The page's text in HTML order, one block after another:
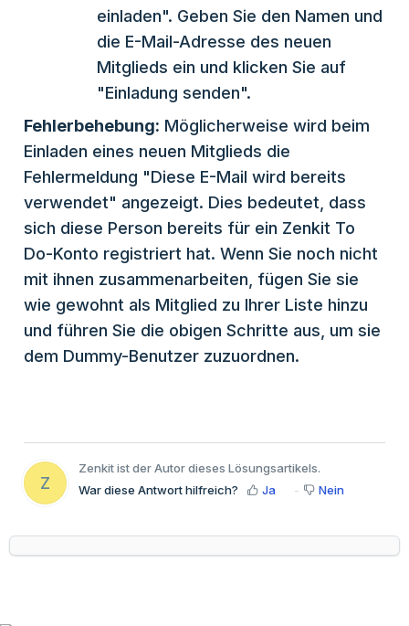
einladen". Geben Sie den Namen und
die E-Mail-Adresse des neuen
Mitglieds ein und klicken Sie auf
"Einladung senden".
Fehlerbehebung: Möglicherweise wird beim
Einladen eines neuen Mitglieds die
Fehlermeldung "Diese E-Mail wird bereits
verwendet" angezeigt. Dies bedeutet, dass
sich diese Person bereits für ein Zenkit To
Do-Konto registriert hat. Wenn Sie noch nicht
mit ihnen zusammenarbeiten, fügen Sie sie
wie gewohnt als Mitglied zu Ihrer Liste hinzu
und führen Sie die obigen Schritte aus, um sie
dem Dummy-Benutzer zuzuordnen.
Z
Zenkit ist der Autor dieses Lösungsartikels.
War diese Antwort hilfreich?
Ja Nein